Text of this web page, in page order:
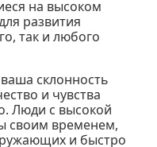
на высоком
развития
так и любого
склонность
и чувства
Люди с высокой
своим временем,
и быстро